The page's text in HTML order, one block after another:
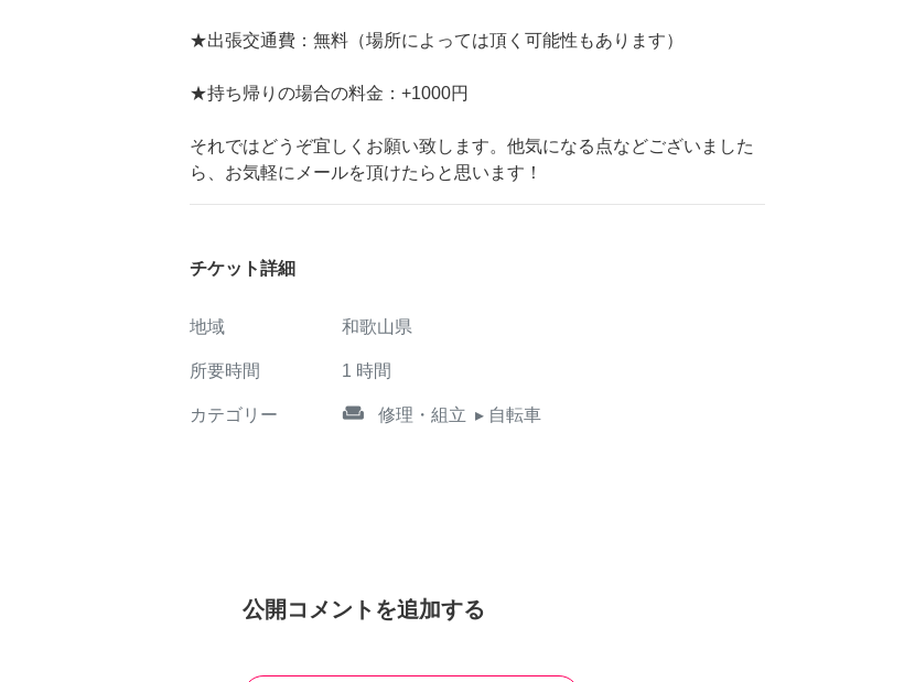
★出張交通費：無料（場所によっては頂く可能性もあります）
★持ち帰りの場合の料金：+1000円
それではどうぞ宜しくお願い致します。他気になる点などございました
ら、お気軽にメールを頂けたらと思います！
チケット詳細
地域 和歌山県
所要時間 1 時間
カテゴリー weekend 修理・組立 ▸ 自転車
公開コメントを追加する